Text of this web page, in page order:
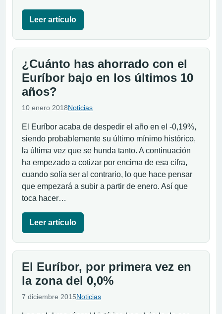
Leer artículo
¿Cuánto has ahorrado con el
Euríbor bajo en los últimos 10
años?
10 enero 2018Noticias
El Euríbor acaba de despedir el año en el -0,19%,
siendo probablemente su último mínimo histórico,
la última vez que se hunda tanto. A continuación
ha empezado a cotizar por encima de esa cifra,
cuando solía ser al contrario, lo que hace pensar
que empezará a subir a partir de enero. Así que
toca hacer…
Leer artículo
El Euríbor, por primera vez en
la zona del 0,0%
7 diciembre 2015Noticias